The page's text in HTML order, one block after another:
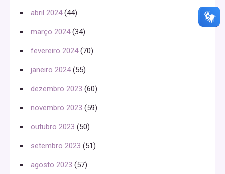
abril 2024(44)
março 2024(34)
fevereiro 2024(70)
janeiro 2024(55)
dezembro 2023 (60)
novembro 2023 (59)
outubro 2023 (50)
setembro 2023 (51)
agosto 2023 (57)